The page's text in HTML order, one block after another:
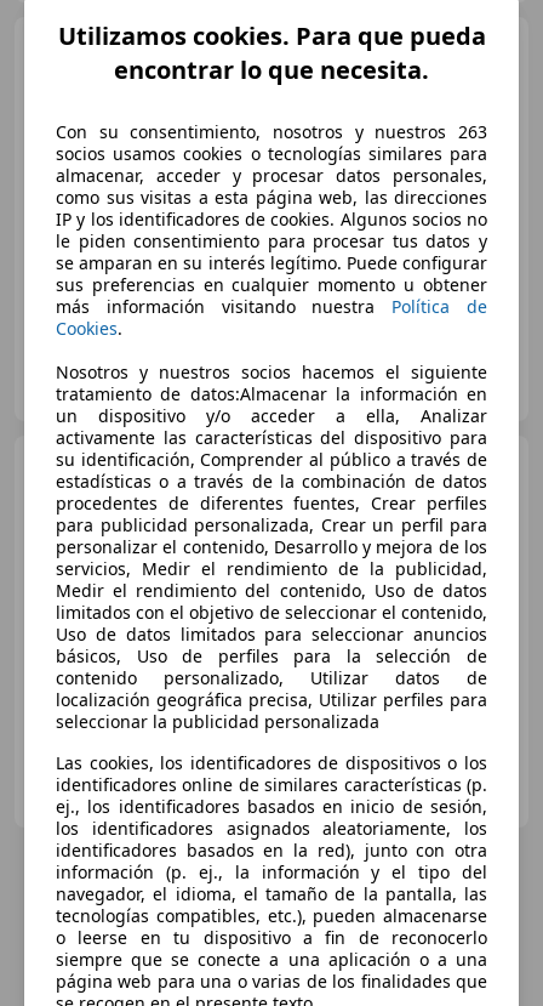
Mercedes-Benz C 180
Estate Avantgarde 193cv
€ 37.950
Precio justo
09/2023 26.262 km
Electro/Gasolina
142 kW (193 CV)
AUTOMÓVILES ARGÜELLES
ES-28015 MADRID
Mercedes-Benz C 180C
180 Elegance Elegance
€ 5.000
Sincomparación
01/1999 263.318 km Gasolina 89 kW (121 CV)
Particular
ES-28041 Madrid
Utilizamos cookies. Para que pueda
encontrar lo que necesita.
Con su consentimiento, nosotros y nuestros 263
socios usamos cookies o tecnologías similares para
almacenar, acceder y procesar datos personales,
como sus visitas a esta página web, las direcciones
IP y los identificadores de cookies. Algunos socios no
le piden consentimiento para procesar tus datos y
se amparan en su interés legítimo. Puede configurar
sus preferencias en cualquier momento u obtener
más información visitando nuestra Política de
Cookies.
Nosotros y nuestros socios hacemos el siguiente
tratamiento de datos:Almacenar la información en
un dispositivo y/o acceder a ella, Analizar
activamente las características del dispositivo para
su identificación, Comprender al público a través de
estadísticas o a través de la combinación de datos
procedentes de diferentes fuentes, Crear perfiles
para publicidad personalizada, Crear un perfil para
personalizar el contenido, Desarrollo y mejora de los
servicios, Medir el rendimiento de la publicidad,
Medir el rendimiento del contenido, Uso de datos
limitados con el objetivo de seleccionar el contenido,
Uso de datos limitados para seleccionar anuncios
básicos, Uso de perfiles para la selección de
contenido personalizado, Utilizar datos de
localización geográfica precisa, Utilizar perfiles para
seleccionar la publicidad personalizada
Las cookies, los identificadores de dispositivos o los
identificadores online de similares características (p.
ej., los identificadores basados en inicio de sesión,
los identificadores asignados aleatoriamente, los
identificadores basados en la red), junto con otra
información (p. ej., la información y el tipo del
navegador, el idioma, el tamaño de la pantalla, las
tecnologías compatibles, etc.), pueden almacenarse
o leerse en tu dispositivo a fin de reconocerlo
siempre que se conecte a una aplicación o a una
página web para una o varias de los finalidades que